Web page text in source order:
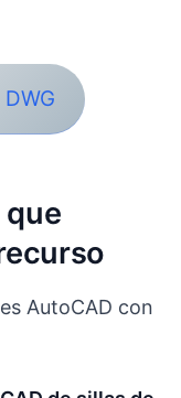
que
AutoCAD con